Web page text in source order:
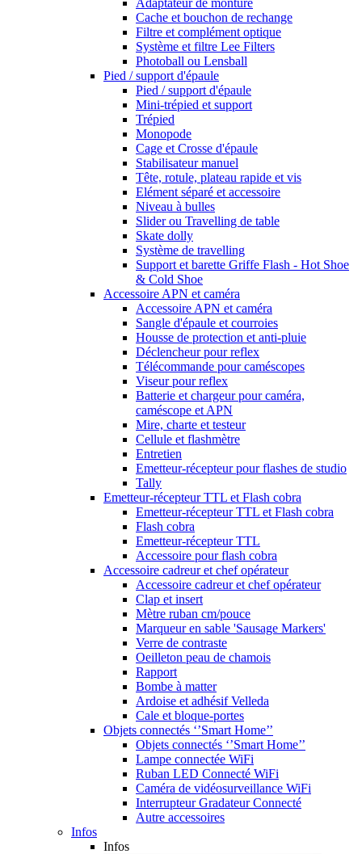
Adaptateur de monture
Cache et bouchon de rechange
Filtre et complément optique
Système et filtre Lee Filters
Photoball ou Lensball
Pied / support d'épaule
Pied / support d'épaule
Mini-trépied et support
Trépied
Monopode
Cage et Crosse d'épaule
Stabilisateur manuel
Tête, rotule, plateau rapide et vis
Elément séparé et accessoire
Niveau à bulles
Slider ou Travelling de table
Skate dolly
Système de travelling
Support et barette Griffe Flash - Hot Shoe
& Cold Shoe
Accessoire APN et caméra
Accessoire APN et caméra
Sangle d'épaule et courroies
Housse de protection et anti-pluie
Déclencheur pour reflex
Télécommande pour caméscopes
Viseur pour reflex
Batterie et chargeur pour caméra,
caméscope et APN
Mire, charte et testeur
Cellule et flashmètre
Entretien
Emetteur-récepteur pour flashes de studio
Tally
Emetteur-récepteur TTL et Flash cobra
Emetteur-récepteur TTL et Flash cobra
Flash cobra
Emetteur-récepteur TTL
Accessoire pour flash cobra
Accessoire cadreur et chef opérateur
Accessoire cadreur et chef opérateur
Clap et insert
Mètre ruban cm/pouce
Marqueur en sable 'Sausage Markers'
Verre de contraste
Oeilleton peau de chamois
Rapport
Bombe à matter
Ardoise et adhésif Velleda
Cale et bloque-portes
Objets connectés ‘’Smart Home’’
Objets connectés ‘’Smart Home’’
Lampe connectée WiFi
Ruban LED Connecté WiFi
Caméra de vidéosurveillance WiFi
Interrupteur Gradateur Connecté
Autre accessoires
Infos
Infos